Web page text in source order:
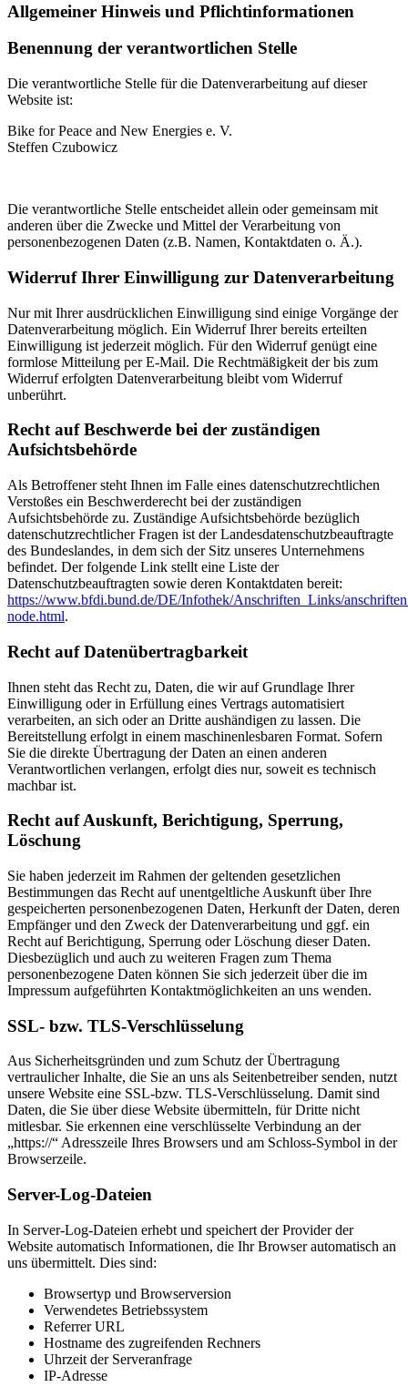
Allgemeiner Hinweis und Pflichtinformationen
Benennung der verantwortlichen Stelle
Die verantwortliche Stelle für die Datenverarbeitung auf dieser
Website ist:
Bike for Peace and New Energies e. V.
Steffen Czubowicz
Die verantwortliche Stelle entscheidet allein oder gemeinsam mit
anderen über die Zwecke und Mittel der Verarbeitung von
personenbezogenen Daten (z.B. Namen, Kontaktdaten o. Ä.).
Widerruf Ihrer Einwilligung zur Datenverarbeitung
Nur mit Ihrer ausdrücklichen Einwilligung sind einige Vorgänge der
Datenverarbeitung möglich. Ein Widerruf Ihrer bereits erteilten
Einwilligung ist jederzeit möglich. Für den Widerruf genügt eine
formlose Mitteilung per E-Mail. Die Rechtmäßigkeit der bis zum
Widerruf erfolgten Datenverarbeitung bleibt vom Widerruf
unberührt.
Recht auf Beschwerde bei der zuständigen
Aufsichtsbehörde
Als Betroffener steht Ihnen im Falle eines datenschutzrechtlichen
Verstoßes ein Beschwerderecht bei der zuständigen
Aufsichtsbehörde zu. Zuständige Aufsichtsbehörde bezüglich
datenschutzrechtlicher Fragen ist der Landesdatenschutzbeauftragte
des Bundeslandes, in dem sich der Sitz unseres Unternehmens
befindet. Der folgende Link stellt eine Liste der
Datenschutzbeauftragten sowie deren Kontaktdaten bereit:
https://www.bfdi.bund.de/DE/Infothek/Anschriften_Links/
node.html.
Recht auf Datenübertragbarkeit
Ihnen steht das Recht zu, Daten, die wir auf Grundlage Ihrer
Einwilligung oder in Erfüllung eines Vertrags automatisiert
verarbeiten, an sich oder an Dritte aushändigen zu lassen. Die
Bereitstellung erfolgt in einem maschinenlesbaren Format. Sofern
Sie die direkte Übertragung der Daten an einen anderen
Verantwortlichen verlangen, erfolgt dies nur, soweit es technisch
machbar ist.
Recht auf Auskunft, Berichtigung, Sperrung,
Löschung
Sie haben jederzeit im Rahmen der geltenden gesetzlichen
Bestimmungen das Recht auf unentgeltliche Auskunft über Ihre
gespeicherten personenbezogenen Daten, Herkunft der Daten, deren
Empfänger und den Zweck der Datenverarbeitung und ggf. ein
Recht auf Berichtigung, Sperrung oder Löschung dieser Daten.
Diesbezüglich und auch zu weiteren Fragen zum Thema
personenbezogene Daten können Sie sich jederzeit über die im
Impressum aufgeführten Kontaktmöglichkeiten an uns wenden.
SSL- bzw. TLS-Verschlüsselung
Aus Sicherheitsgründen und zum Schutz der Übertragung
vertraulicher Inhalte, die Sie an uns als Seitenbetreiber senden, nutzt
unsere Website eine SSL-bzw. TLS-Verschlüsselung. Damit sind
Daten, die Sie über diese Website übermitteln, für Dritte nicht
mitlesbar. Sie erkennen eine verschlüsselte Verbindung an der
„https://“ Adresszeile Ihres Browsers und am Schloss-Symbol in der
Browserzeile.
Server-Log-Dateien
In Server-Log-Dateien erhebt und speichert der Provider der
Website automatisch Informationen, die Ihr Browser automatisch an
uns übermittelt. Dies sind:
Browsertyp und Browserversion
Verwendetes Betriebssystem
Referrer URL
Hostname des zugreifenden Rechners
Uhrzeit der Serveranfrage
IP-Adresse